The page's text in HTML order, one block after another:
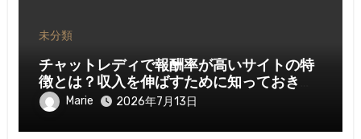
未分類
チャットレディで報酬率が高いサイトの特
徴とは？収入を伸ばすために知っておきた
いポイント
Marie 2026年7月13日